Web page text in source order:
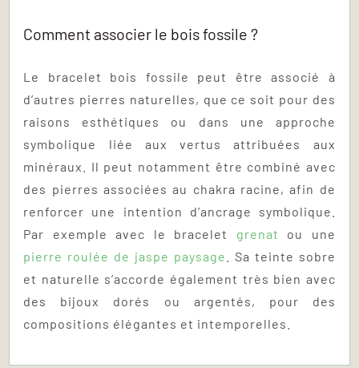
Comment associer le bois fossile ?
Le bracelet bois fossile peut être associé à
d’autres pierres naturelles, que ce soit pour des
raisons esthétiques ou dans une approche
symbolique liée aux vertus attribuées aux
minéraux. Il peut notamment être combiné avec
des pierres associées au chakra racine, afin de
renforcer une intention d’ancrage symbolique.
Par exemple avec le bracelet grenat ou une
pierre roulée de jaspe paysage
. Sa teinte sobre
et naturelle s’accorde également très bien avec
des bijoux dorés ou argentés, pour des
compositions élégantes et intemporelles.